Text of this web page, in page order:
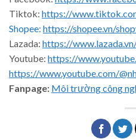
Tiktok: https://
Shopee: https://shopee.vn/
Lazada: https://
Youtube: https://
https://www.youtube.com/
Fanpage: Môi trường công